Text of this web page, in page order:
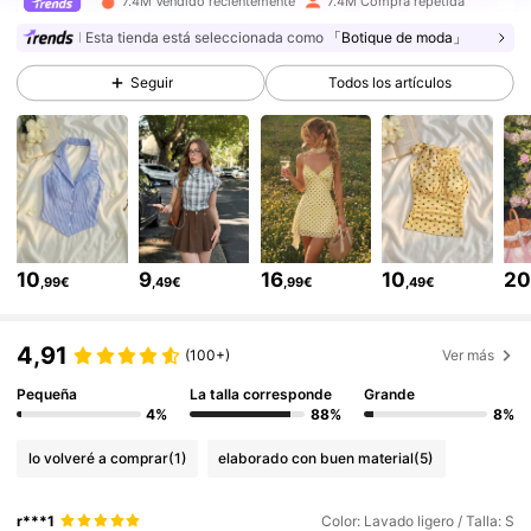
4,82 3.3M Seguidores
4,82 3.3M Seguidores
4,82 3.3M Seguidores
4,82 3.3M Seguidores
Esta tienda está seleccionada como 「Botique de moda」
Seguir Todos los artículos
10,99€ 9,49€ 16,99€ 10,49€ 20
4,91 (100+) Ver más
Pequeña
4%
La talla corresponde
88%
Grande
8%
lo volveré a comprar(1) elaborado con buen material(5)
r***1 Color: Lavado ligero / Talla: S